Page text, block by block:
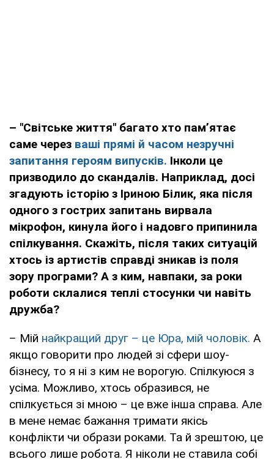
– "Світське життя" багато хто пам’ятає
саме через ваші прямі й часом незручні
запитання героям випусків. Інколи це
призводило до скандалів. Наприклад, досі
згадують історію з Іриною Білик, яка після
одного з гострих запитань вирвала
мікрофон, кинула його і надовго припинила
спілкування. Скажіть, після таких ситуацій
хтось із артистів справді зникав із поля
зору програми? А з ким, навпаки, за роки
роботи склалися теплі стосунки чи навіть
дружба?
– Мій найкращий друг – це Юра, мій чоловік. А
якщо говорити про людей зі сфери шоу-
бізнесу, то я ні з ким не ворогую. Спілкуюся з
усіма. Можливо, хтось образився, не
спілкується зі мною – це вже інша справа. Але
в мене немає бажання тримати якісь
конфлікти чи образи роками. Та й зрештою, це
всього лише робота. Я ніколи не ставила собі